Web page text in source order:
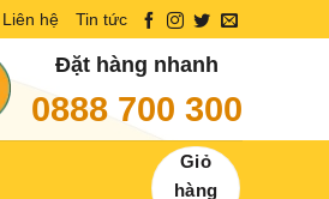
Liên hệ Tin tức
Đặt hàng nhanh
0888 700 300
Giỏ
hàng